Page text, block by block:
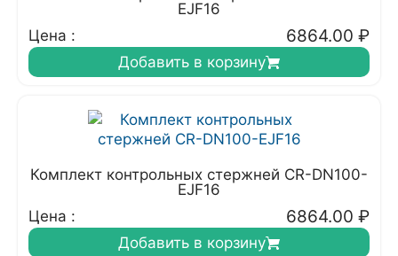
EJF16
Цена :
6864.00 ₽
Добавить в корзину
Комплект контрольных стержней CR-DN100-
EJF16
Цена :
6864.00 ₽
Добавить в корзину